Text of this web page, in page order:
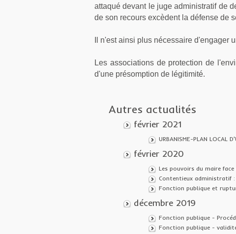
attaqué devant le juge administratif de
de son recours excèdent la défense de
Il n'est ainsi plus nécessaire d'engager
Les associations de protection de
d'une présomption de légitimité.
Autres actualités
février 2021
URBANISME-PLAN LOCAL
février 2020
Les pouvoirs du maire
Contentieux administratif :
Fonction publique et
décembre 2019
Fonction publique -
Fonction publique -